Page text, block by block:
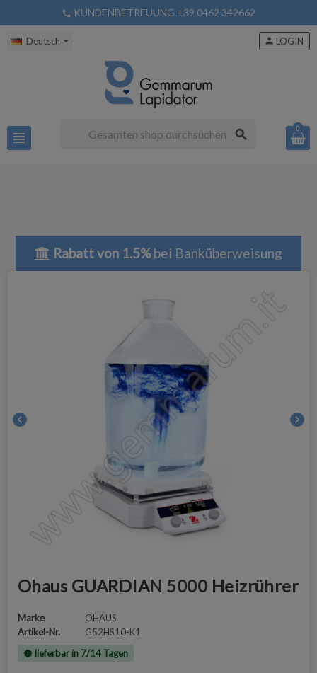
phone KUNDENBETREUUNG +39 0462 342662
Deutsch
view_headline search
person LOGIN
0
Rabatt von 1.5%bei Banküberweisung
chevron_left chevron_right
Ohaus GUARDIAN 5000 Heizrührer
Marke
OHAUS
Artikel-Nr.
G52HS10-K1
new_releases lieferbar in 7/14 Tagen